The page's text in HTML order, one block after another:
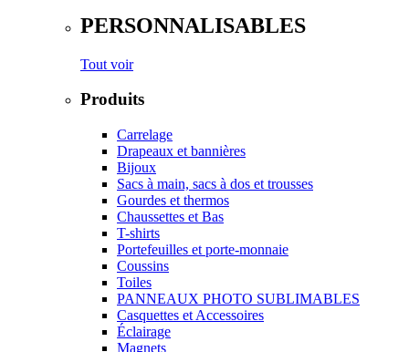
PERSONNALISABLES
Tout voir
Produits
Carrelage
Drapeaux et bannières
Bijoux
Sacs à main, sacs à dos et trousses
Gourdes et thermos
Chaussettes et Bas
T-shirts
Portefeuilles et porte-monnaie
Coussins
Toiles
PANNEAUX PHOTO SUBLIMABLES
Casquettes et Accessoires
Éclairage
Magnets